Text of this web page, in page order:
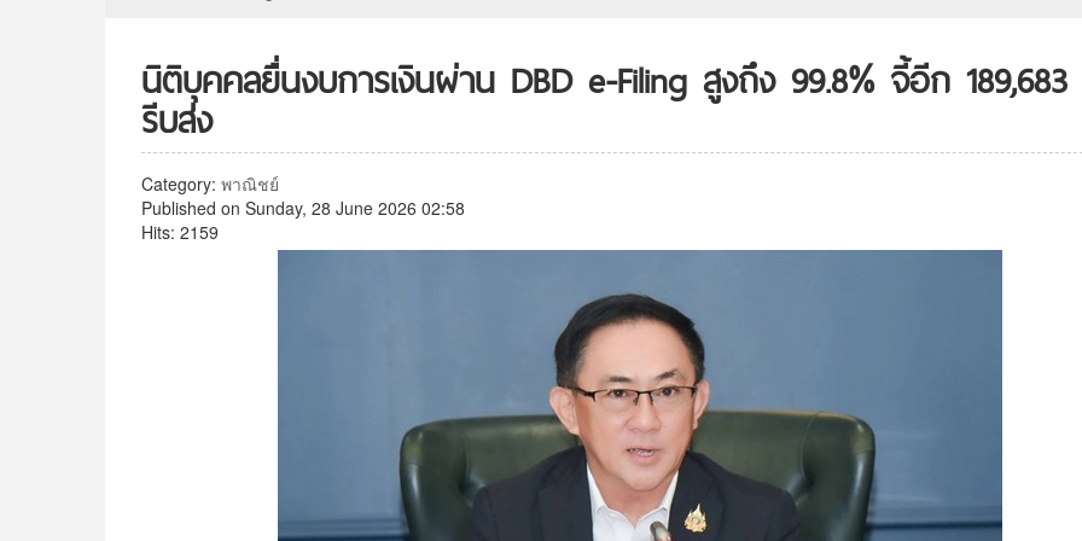
นิติบุคคลยื่นงบการเงินผ่าน DBD e-Filing สูงถึง 99.8% จี้อีก
รีบส่ง
Category: พาณิชย์
Published on Sunday, 28 June 2026 02:58
Hits: 2159